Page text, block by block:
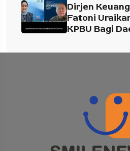
Dirjen
Fatoni
KPBU Bagi